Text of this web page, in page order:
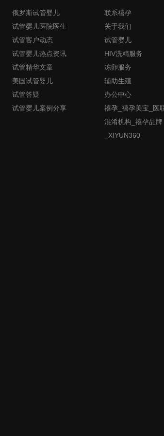
俄罗斯试管婴儿
试管婴儿医院医生
试管客户动态
试管婴儿热点资讯
试管精华文章
美国试管婴儿
试管答疑
试管婴儿案例分享
联系禧孕
关于我们
试管婴儿
HIV洗精服务
冻卵服务
辅助生殖
办公中心
禧孕_禧孕美宝_医
混淆机构_禧孕品牌
_XIYUN360